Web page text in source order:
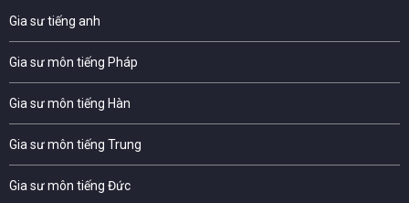
Gia sư tiếng anh
Gia sư môn tiếng Pháp
Gia sư môn tiếng Hàn
Gia sư môn tiếng Trung
Gia sư môn tiếng Đức